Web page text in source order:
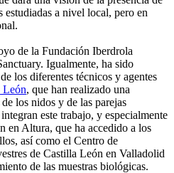
estudiadas a nivel local, pero en
de la Fundación Iberdrola
Igualmente, ha sido
los diferentes técnicos y agentes
León, que han realizado una
los nidos y de las parejas
este trabajo, y especialmente
Altura, que ha accedido a los
así como el Centro de
de Castilla León en Valladolid
de las muestras biológicas.